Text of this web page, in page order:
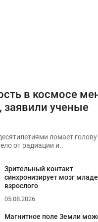
в космосе
заявили ученые
ломает голову
от радиации и..
Зрительный контакт
синхронизирует мозг
взрослого
05.08.2026
Магнитное поле Земли